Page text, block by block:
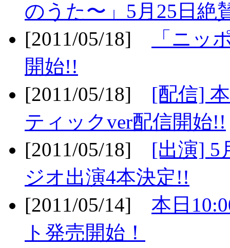
のうた〜」5月25日絶
[2011/05/18]
「ニッ
開始!!
[2011/05/18] [配信]
ティックver配信開始!!
[2011/05/18] [出演] 5
ジオ出演4本決定!!
[2011/05/14] 本日
ト発売開始！